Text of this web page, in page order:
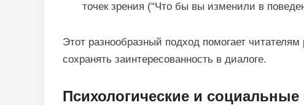
точек зрения (“Что бы вы изменили в
Этот разнообразный подход помогает
сохранять заинтересованность в диалоге.
Психологические и